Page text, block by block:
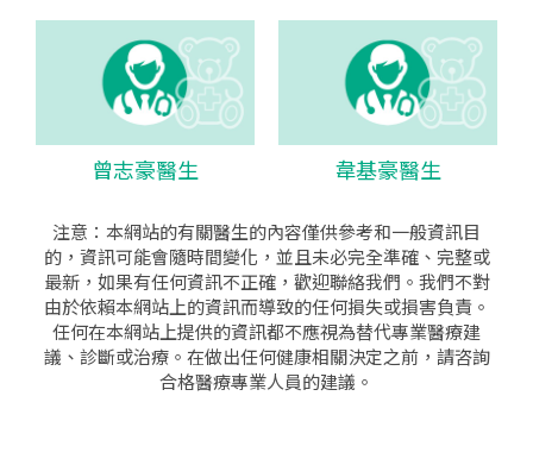
曾志豪醫生 韋基豪醫生
注意：本網站的有關醫生的內容僅供參考和一般資訊目
的，資訊可能會隨時間變化，並且未必完全準確、完整或
最新，如果有任何資訊不正確，歡迎聯絡我們。我們不對
由於依賴本網站上的資訊而導致的任何損失或損害負責。
任何在本網站上提供的資訊都不應視為替代專業醫療建
議、診斷或治療。在做出任何健康相關決定之前，請咨詢
合格醫療專業人員的建議。